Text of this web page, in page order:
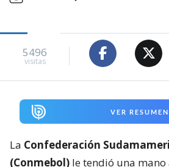
5496
visitas
VER RESUMEN
La Confederación
(Conmebol) le tendió una mano